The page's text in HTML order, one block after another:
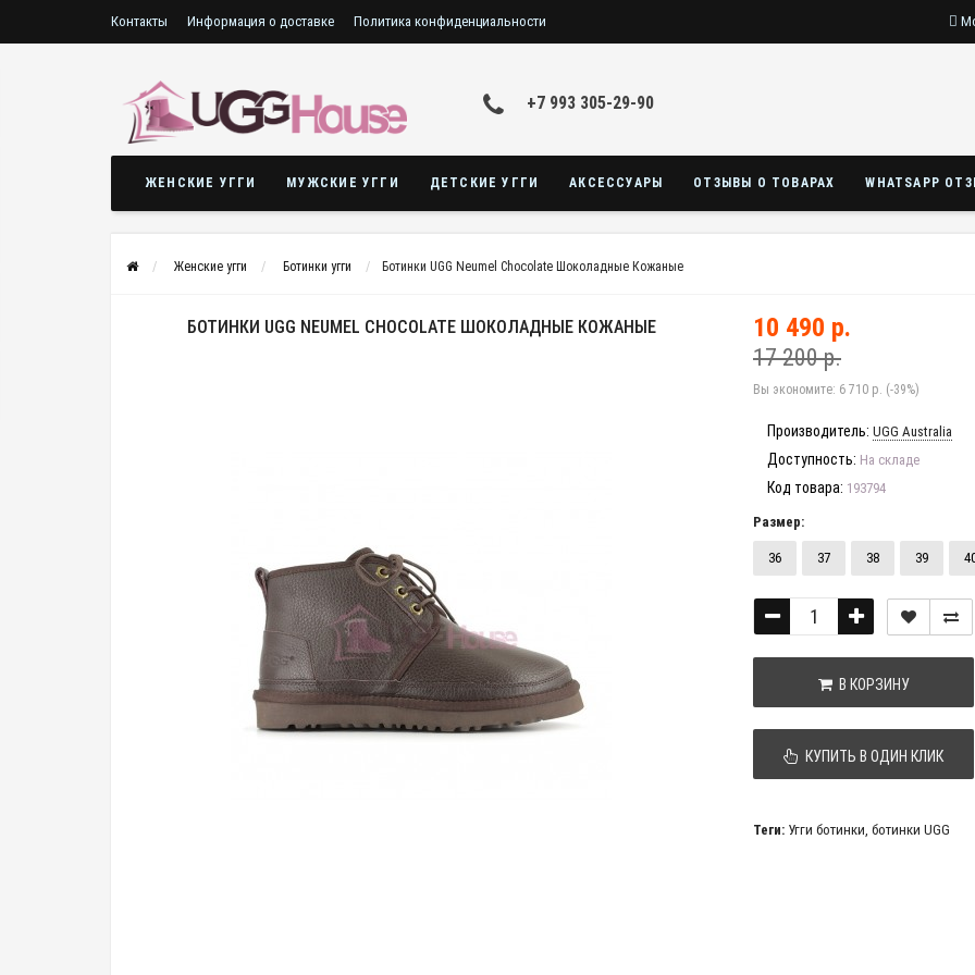
Контакты Информация о доставке Политика конфиденциальности
+7 993 305-29-90
ЖЕНСКИЕ УГГИ МУЖСКИЕ УГГИ ДЕТСКИЕ УГГИ АКСЕССУАРЫ ОТЗЫВЫ О ТОВАРАХ WHATSAPP
Женские угги Ботинки угги Ботинки UGG Neumel Chocolate Шоколадные Кожаные
БОТИНКИ UGG NEUMEL CHOCOLATE ШОКОЛАДНЫЕ КОЖАНЫЕ 10 490 р.
17 200 р.
Вы экономите: 6 710 р. (-39%)
Производитель: UGG Australia
Доступность: На складе
Код товара: 193794
Размер:
36 37 38 39
В КОРЗИНУ
КУПИТЬ В ОДИН КЛИК
Теги: Угги ботинки, ботинки UGG